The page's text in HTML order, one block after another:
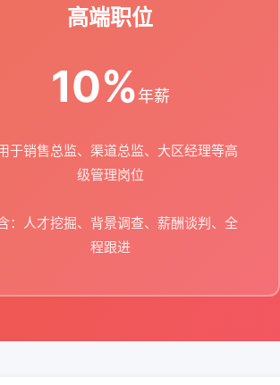
高端职位
10%年薪
于销售总监、渠道总监、大区经理等高
级管理岗位
：人才挖掘、背景调查、薪酬谈判、全
程跟进